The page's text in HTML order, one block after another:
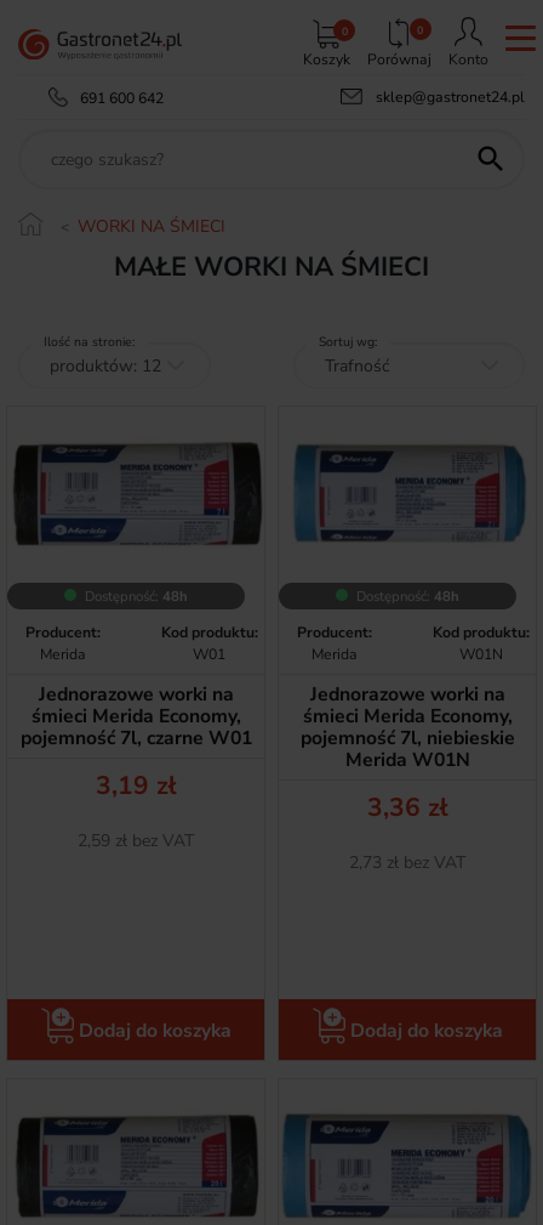
Koszyk
0 0
Porównaj
Konto
691 600 642
sklep@gastronet24.pl

WORKI NA ŚMIECI
MAŁE WORKI NA ŚMIECI
Ilość na stronie: Sortuj wg:
Dostępność: 48h
Producent:
Merida
Kod produktu:
W01
Jednorazowe worki na
śmieci Merida Economy,
pojemność 7l, czarne W01
Cena
3,19 zł
Netto
2,59 zł bez VAT
Dodaj do koszyka
Dostępność: 48h
Producent:
Merida
Kod produktu:
W01N
Jednorazowe worki na
śmieci Merida Economy,
pojemność 7l, niebieskie
Merida W01N
Cena
3,36 zł
Netto
2,73 zł bez VAT
Dodaj do koszyka